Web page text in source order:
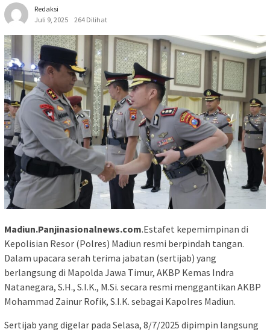
Redaksi
Juli 9, 2025
264 Dilihat
Madiun.Panjinasionalnews.com.Estafet kepemimpinan di
Kepolisian Resor (Polres) Madiun resmi berpindah tangan.
Dalam upacara serah terima jabatan (sertijab) yang
berlangsung di Mapolda Jawa Timur, AKBP Kemas Indra
Natanegara, S.H., S.I.K., M.Si. secara resmi menggantikan AKBP
Mohammad Zainur Rofik, S.I.K. sebagai Kapolres Madiun.
Sertijab yang digelar pada Selasa, 8/7/2025 dipimpin langsung